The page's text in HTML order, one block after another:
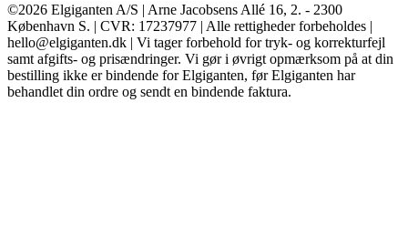
©2026 Elgiganten A/S | Arne Jacobsens Allé 16, 2. - 2300
København S. | CVR: 17237977 | Alle rettigheder forbeholdes |
hello@elgiganten.dk | Vi tager forbehold for tryk- og korrekturfejl
samt afgifts- og prisændringer. Vi gør i øvrigt opmærksom på at din
bestilling ikke er bindende for Elgiganten, før Elgiganten har
behandlet din ordre og sendt en bindende faktura.